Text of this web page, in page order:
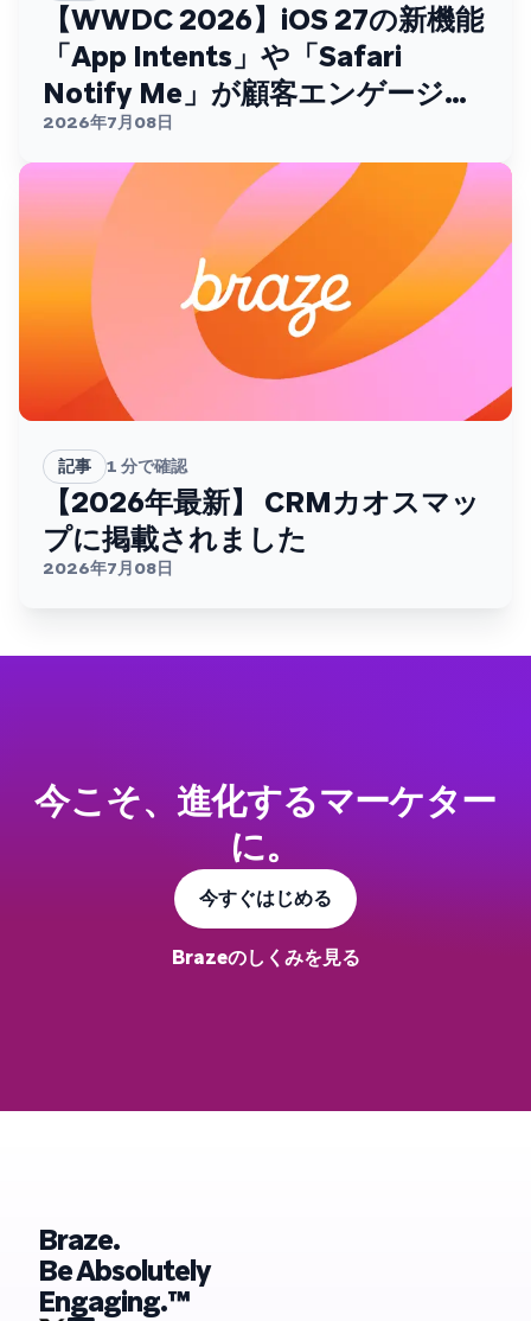
【WWDC 2026】iOS 27の新機能
「App Intents」や「Safari
Notify Me」が顧客エンゲージメ
ントを変える
2026年7月08日
記事 1 分で確認
【2026年最新】 CRMカオスマッ
プに掲載されました
2026年7月08日
今こそ、進化するマーケター
に。
今すぐはじめる
Brazeのしくみを見る
Braze.
Be Absolutely
Engaging.™